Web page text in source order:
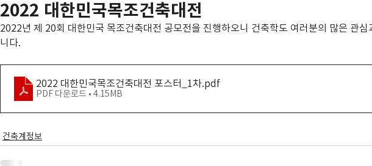
2022 대한민국목조건축대전
2022년 제 20회 대한민국 목조건축대전 공모전을 진행하오니 건축학도 여러분의 많은 관심
니다.
2022 대한민국목조건축대전 포스터_1차 .pdf
PDF 다운로드 • 4.15MB
건축계정보